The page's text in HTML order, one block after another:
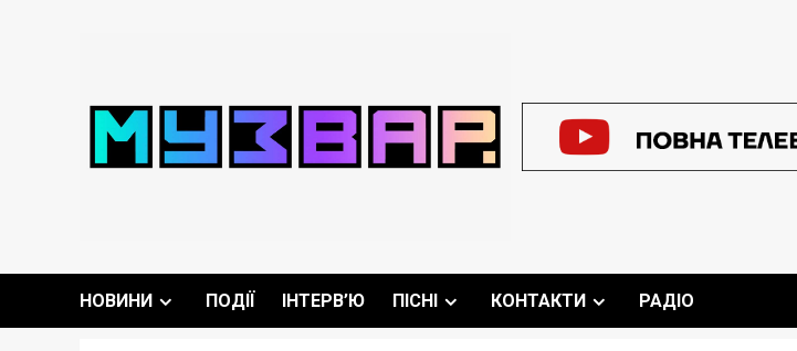
НОВИНИ ПОДІЇ ІНТЕРВ’Ю ПІСНІ КОНТАКТИ РАДІО